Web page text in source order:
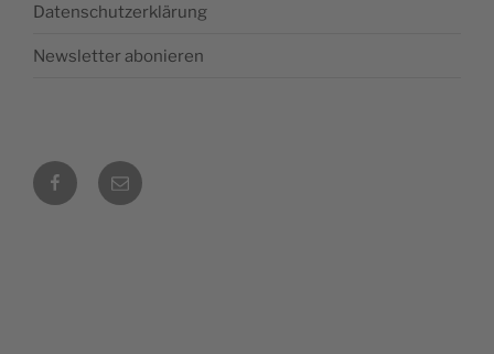
Datenschutzerklärung
Newsletter abonieren
FacebookE‑Mail